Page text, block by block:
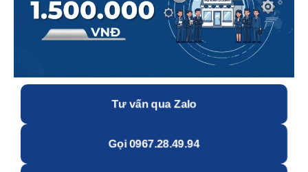
Tư vấn qua Zalo
Gọi 0967.28.49.94